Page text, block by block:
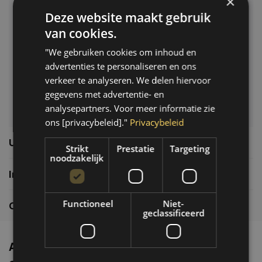
Klantenservice
Veelgestelde vragen
06-39119169
info@autoklusser.nl
Usefull links
Informatie
Contactgegevens
Altijd de nieuwste producten en
Deze website maakt gebruik
van cookies.
"We gebruiken cookies om inhoud en
advertenties te personaliseren en ons
verkeer te analyseren. We delen hiervoor
gegevens met advertentie- en
analysepartners. Voor meer informatie zie
ons [privacybeleid]." Privacybeleid
Strikt
noodzakelijk
Prestatie Targeting
Functioneel
Niet-
geclassificeerd